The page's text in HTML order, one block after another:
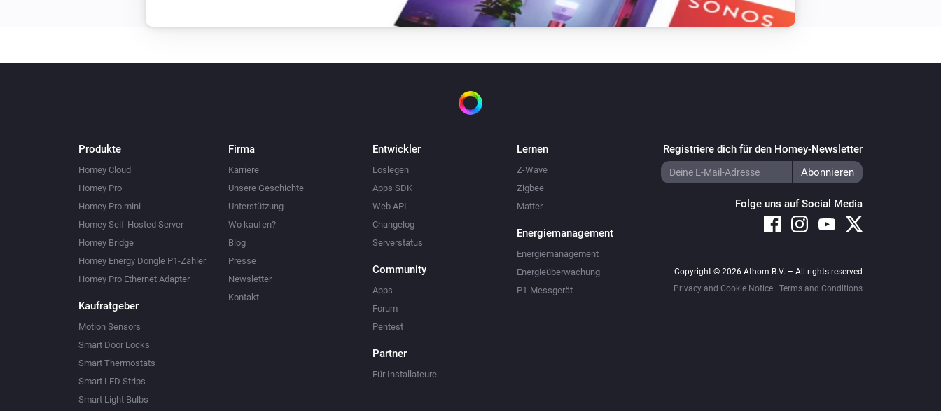
Produkte
Homey Cloud
Homey Pro
Homey Pro mini
Homey Self-Hosted Server
Homey Bridge
Homey Energy Dongle P1-Zähler
Homey Pro Ethernet Adapter
Kaufratgeber
Motion Sensors
Smart Door Locks
Smart Thermostats
Smart LED Strips
Smart Light Bulbs
Firma
Karriere
Unsere Geschichte
Unterstützung
Wo kaufen?
Blog
Presse
Newsletter
Kontakt
Entwickler
Loslegen
Apps SDK
Web API
Changelog
Serverstatus
Community
Apps
Forum
Pentest
Partner
Für Installateure
Lernen
Z-Wave
Zigbee
Matter
Energiemanagement
Energiemanagement
Energieüberwachung
P1-Messgerät
Registriere dich für den Homey-Newsletter
Folge uns auf Social Media
Copyright © 2026 Athom B.V. – All rights reserved
Privacy and Cookie Notice
Terms and Conditions